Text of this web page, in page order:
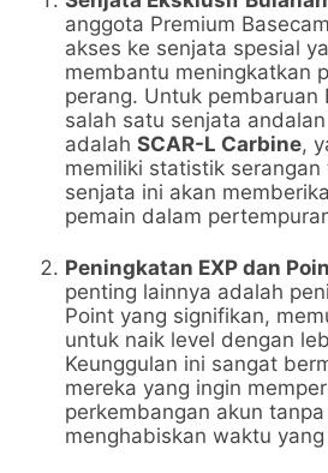
anggota Premium
akses ke senjata spesial
membantu meningkatkan
perang. Untuk pembaruan
salah satu senjata
adalahSCAR-L Carbine,
memiliki statistik
senjata ini akan
pemain dalam
Peningkatan EXP dan
penting lainnya adalah
Point yang signifikan,
untuk naik level dengan
Keunggulan ini sangat
mereka yang ingin
perkembangan akun
menghabiskan waktu